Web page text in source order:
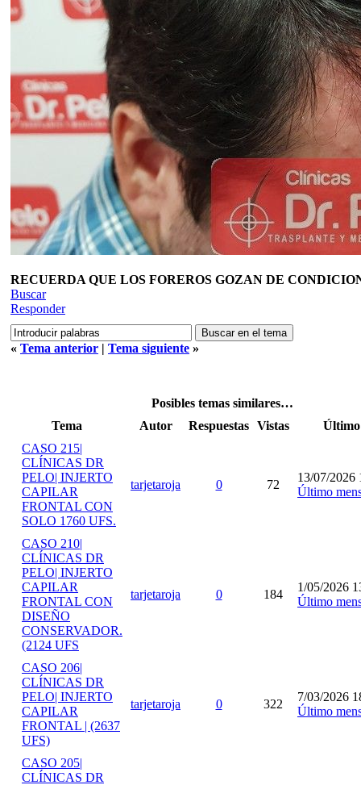
RECUERDA QUE LOS FOREROS GOZAN DE
Buscar
Responder
« Tema anterior | Tema siguiente »
Posibles temas similares…
Tema
Autor Respuestas Vistas
Último
CASO 215|
CLÍNICAS DR
PELO| INJERTO
CAPILAR
FRONTAL CON
SOLO 1760 UFS.
tarjetaroja 0 72
13/07/2026
Último
CASO 210|
CLÍNICAS DR
PELO| INJERTO
CAPILAR
FRONTAL CON
DISEÑO
CONSERVADOR.
(2124 UFS
tarjetaroja 0 184
1/05/2026
Último
CASO 206|
CLÍNICAS DR
PELO| INJERTO
CAPILAR
FRONTAL | (2637
UFS)
tarjetaroja 0 322
7/03/2026
Último
CASO 205|
CLÍNICAS DR